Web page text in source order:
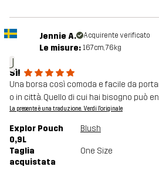
J
Jennie A. Acquirente verificato
Le misure: 167cm, 76kg
Sì!
Una borsa così comoda e facile da
o in città. Quello di cui hai bisogno può
La presente è una traduzione. Verdi l'originale
Explor Pouch
0,9L
Blush
Taglia
acquistata
One Size